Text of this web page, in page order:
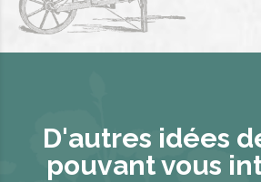
D'autres idées
pouvant vous